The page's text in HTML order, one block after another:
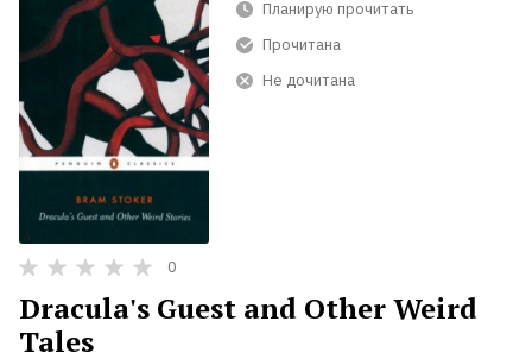
Планирую прочитать
Прочитана
Не дочитана
0
Dracula's Guest and Other Weird
Tales